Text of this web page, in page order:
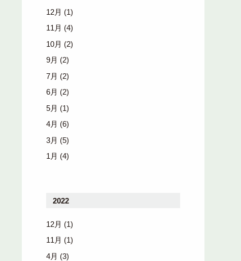
12月 (1)
11月 (4)
10月 (2)
9月 (2)
7月 (2)
6月 (2)
5月 (1)
4月 (6)
3月 (5)
1月 (4)
2022
12月 (1)
11月 (1)
4月 (3)